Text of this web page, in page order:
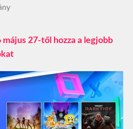
május 27-től hozza a legjobb